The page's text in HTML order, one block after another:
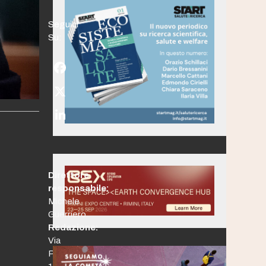
Seguici
Su:
Facebook
Twitter
(deprecated)
LinkedIn
Direttore
responsabile:
Michele
Guerriero
Redazione:
Via
Po,